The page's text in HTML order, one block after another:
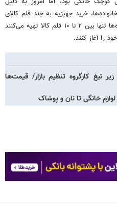
خرید جهیزیه به چند قلم کالای
ضروری محدود شده و بسیاری از خانواده‌ها تنها بین ۲ تا ۱۰ قلم کالا تهیه می‌کنند
را آغاز کنند.
تیغ کارگروه تنظیم بازار/ قیمت‌ها
خانگی تا نان و پوشاک